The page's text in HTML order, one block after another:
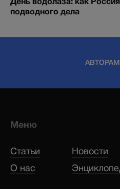
подводного дела
АВТОРАМ
Меню
Статьи
Новости
О нас